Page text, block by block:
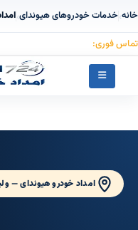
خانه›خدمات خودروهای هیوندای›
تماس فوری:
امداد خودرو هیوندای —